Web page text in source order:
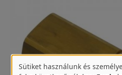
Sütiket használunk és